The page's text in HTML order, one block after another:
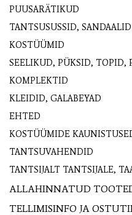
PUUSARÄTIKUD
TANTSUSUSSID, SANDAALID
KOSTÜÜMID
SEELIKUD, PÜKSID, TOPID,
KOMPLEKTID
KLEIDID, GALABEYAD
EHTED
KOSTÜÜMIDE
TANTSUVAHENDID
TANTSIJALT TANTSIJALE,
ALLAHINNATUD
TELLIMISINFO JA